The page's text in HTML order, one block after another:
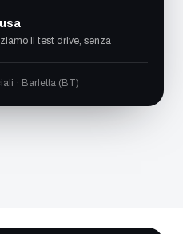
il test drive, senza
· Barletta (BT)